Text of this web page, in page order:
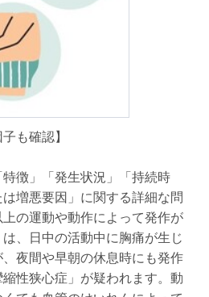
も確認】
徴」「発生状況」「持続時
増悪要因」に関する詳細な問
の運動や動作によって発作が
、日中の活動中に胸痛が生じ
夜間や早朝の休息時にも発作
性狭心症」が疑われます。動